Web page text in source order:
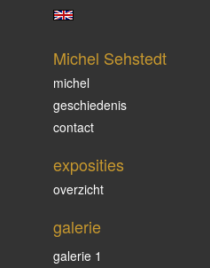
Michel Sehstedt
michel
geschiedenis
contact
exposities
overzicht
galerie
galerie 1